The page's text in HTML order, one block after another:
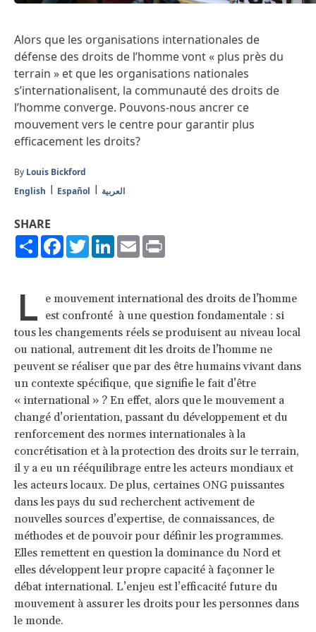
Alors que les organisations internationales de
défense des droits de l’homme vont « plus près du
terrain » et que les organisations nationales
s’internationalisent, la communauté des droits de
l’homme converge. Pouvons-nous ancrer ce
mouvement vers le centre pour garantir plus
efficacement les droits?
By Louis Bickford
English
Español العربية
SHARE
ShareFacebook
TwitterLinkedIn
Email
L e mouvement international des droits de l’homme
est confronté à une question fondamentale : si
tous les changements réels se produisent au niveau local
ou national, autrement dit les droits de l’homme ne
peuvent se réaliser que par des être humains vivant dans
un contexte spécifique, que signifie le fait d’être
« international » ? En effet, alors que le mouvement a
changé d’orientation, passant du développement et du
renforcement des normes internationales à la
concrétisation et à la protection des droits sur le terrain,
il y a eu un rééquilibrage entre les acteurs mondiaux et
les acteurs locaux. De plus, certaines ONG puissantes
dans les pays du sud recherchent activement de
nouvelles sources d’expertise, de connaissances, de
méthodes et de pouvoir pour définir les programmes.
Elles remettent en question la dominance du Nord et
elles développent leur propre capacité à façonner le
débat international. L’enjeu est l’efficacité future du
mouvement à assurer les droits pour les personnes dans
le monde.